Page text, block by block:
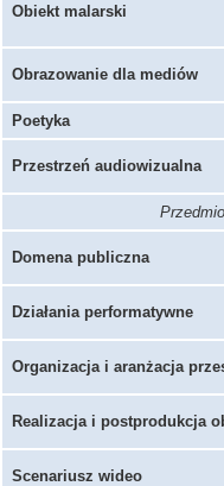
Obiekt malarski
Obrazowanie dla mediów
Poetyka
Przestrzeń audiowizualna
Domena publiczna
Działania performatywne
Organizacja i aranżacja
Realizacja i postprodukcja
Scenariusz wideo